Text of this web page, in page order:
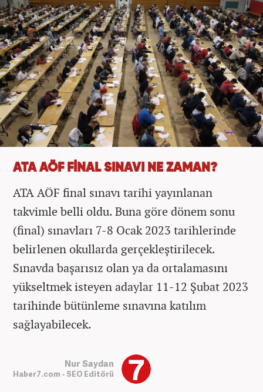
ATA AÖF FİNAL SINAVI NE ZAMAN?
ATA AÖF final sınavı tarihi yayınlanan
takvimle belli oldu. Buna göre dönem sonu
(final) sınavları 7-8 Ocak 2023 tarihlerinde
belirlenen okullarda gerçekleştirilecek.
Sınavda başarısız olan ya da ortalamasını
yükseltmek isteyen adaylar 11-12 Şubat 2023
tarihinde bütünleme sınavına katılım
sağlayabilecek.
Nur Saydan
Haber7.com - SEO Editörü